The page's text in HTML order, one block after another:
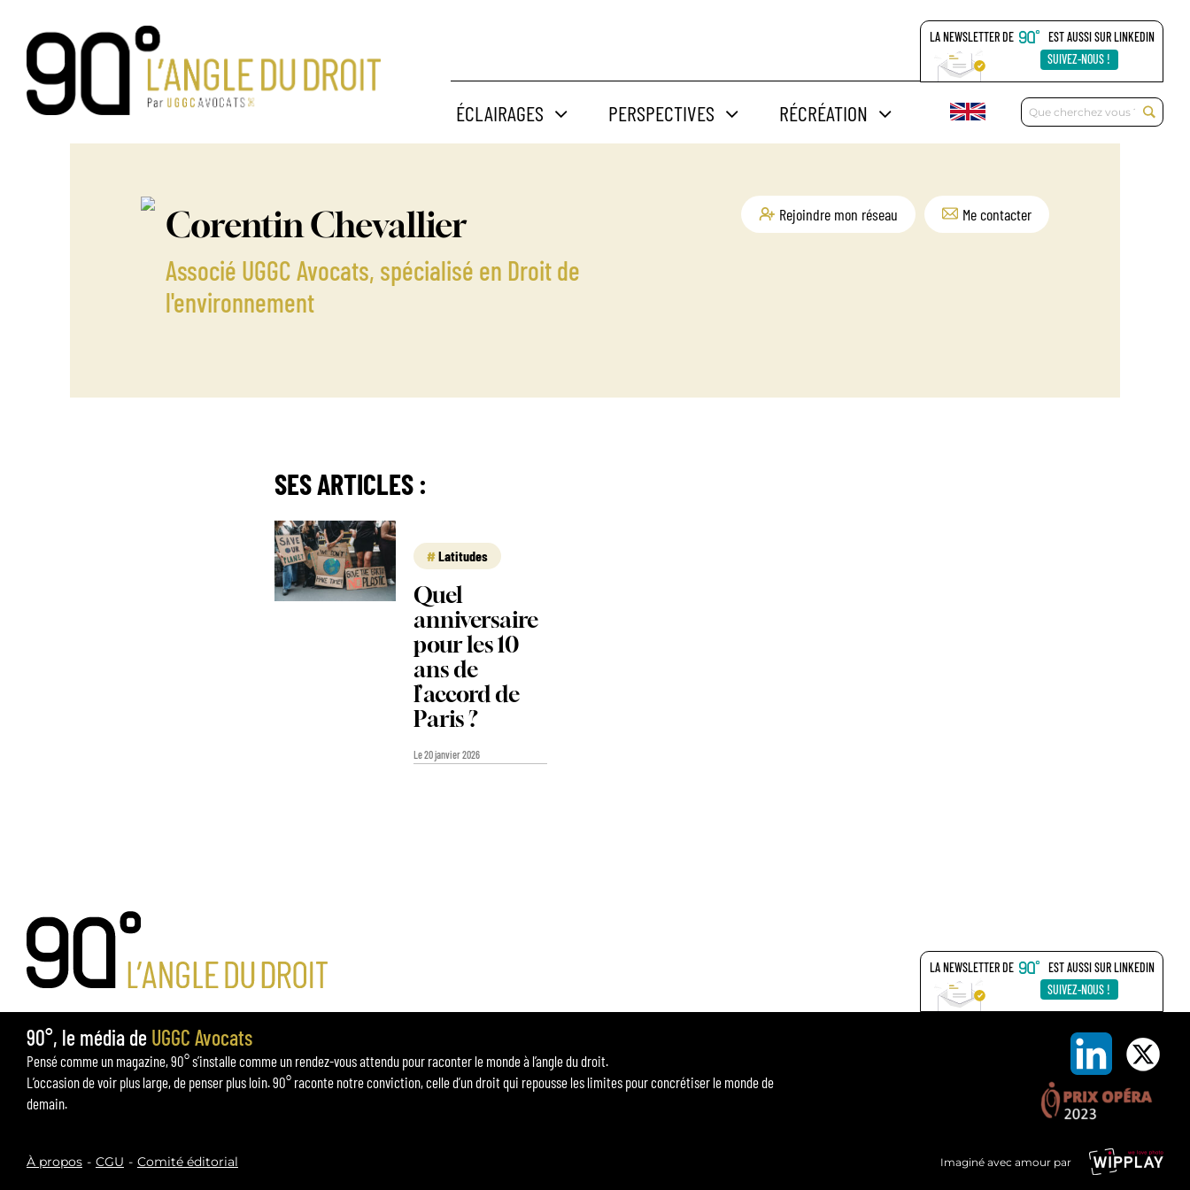
contenu
ÉCLAIRAGES PERSPECTIVES RÉCRÉATION Rechercher:
LA NEWSLETTER DE
EST AUSSI SUR LINKEDIN
SUIVEZ-NOUS !
Corentin Chevallier
Associé UGGC Avocats, spécialisé en Droit de
l'environnement
Rejoindre mon réseau Me contacter
SES ARTICLES :
Latitudes
Quel
anniversaire
pour les 10
ans de
l’accord de
Paris ?
Le 20 janvier 2026
LA NEWSLETTER DE
EST AUSSI SUR LINKEDIN
SUIVEZ-NOUS !
90°, le média de UGGC Avocats
Pensé comme un magazine, 90° s’installe comme un rendez-vous attendu pour raconter le monde à l’angle du droit.
L’occasion de voir plus large, de penser plus loin. 90° raconte notre conviction, celle d’un droit qui repousse les limites pour concrétiser le monde de
demain.
À propos CGU Comité éditorial Imaginé avec amour par